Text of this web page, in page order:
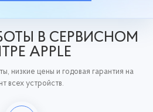
В СЕРВИСНОМ
APPLE
низкие цены и годовая гарантия на
всех устройств.